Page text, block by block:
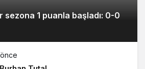
sezona 1 puanla başladı: 0-0